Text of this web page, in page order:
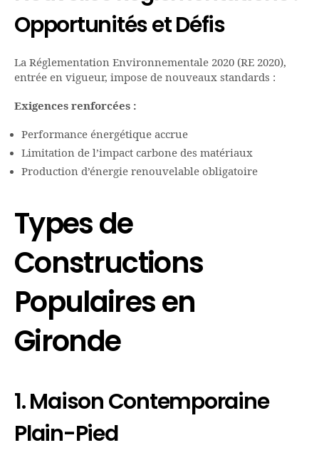
Opportunités et Défis
La Réglementation Environnementale 2020 (RE 2020),
entrée en vigueur, impose de nouveaux standards :
Exigences renforcées :
Performance énergétique accrue
Limitation de l’impact carbone des matériaux
Production d’énergie renouvelable obligatoire
Types de
Constructions
Populaires en
Gironde
1. Maison Contemporaine
Plain-Pied